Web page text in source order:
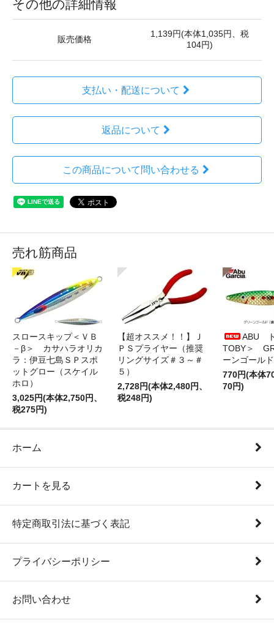
その他の詳細情報
販売価格
1,139円(本体1,035円、税
104円)
支払い・配送について
返品について
この商品について問い合わせる
売れ筋商品
スロースキップ＜ＶＢ
－β＞ カサハラオリカ
ラ：伊豆七島ＳＰスポ
ットグロー（スケイル
ホロ）
3,025円(本体2,750円、
税275円)
【超オススメ！！】Ｊ
ＰＳプライヤー（推奨
リングサイズ＃３～＃
５）
2,728円(本体2,480円、
税248円)
ABU
TOBY＞
ーンゴールド
770円(本体
70円)
ホーム
カートを見る
特定商取引法に基づく表記
プライバシーポリシー
お問い合わせ